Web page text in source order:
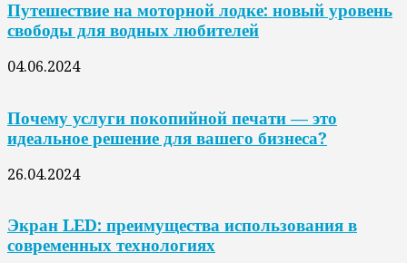
Путешествие на моторной лодке: новый уровень
свободы для водных любителей
04.06.2024
Почему услуги покопийной печати — это
идеальное решение для вашего бизнеса?
26.04.2024
Экран LED: преимущества использования в
современных технологиях